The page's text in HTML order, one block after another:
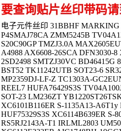
要查询贴片丝印带码请
电子元件丝印 31BBHF MARKING
P4SMAJ78CA ZMM5245B
S20C90GP TMZJ3.0A
A4988 AX6608-26SCA DFN3030-
2SD2498 SMTZJ30VC BD46415G
BST52 TK11242UTB SOT23-6
MP2359DJ-LF-Z TC1303A-
REEL7 HUFA76429S3S
SOT-23 LM236ZT
XC6101B116ER S-1135A13-
HUF75329S3S XC6114B639ER S-
RS5RJ2143A-T1 IRLML2803